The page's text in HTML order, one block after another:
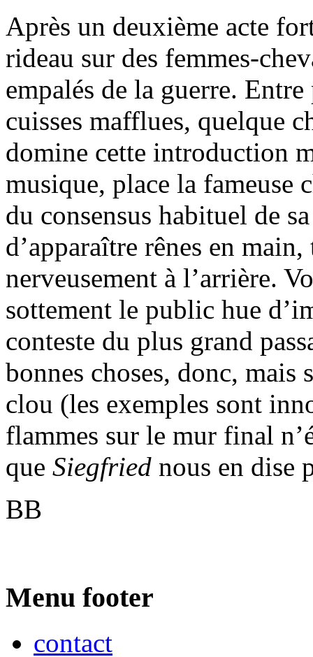
Après un deuxième acte
rideau sur des femmes-
empalés de la guerre.
cuisses mafflues, quelque
domine cette introduction
musique, place la fameuse
du consensus habituel de
d’apparaître rênes en
nerveusement à l’arrière.
sottement le public hue
conteste du plus grand
bonnes choses, donc, mais
clou (les exemples sont
flammes sur le mur final
que Siegfried nous en dise
BB
Menu footer
contact